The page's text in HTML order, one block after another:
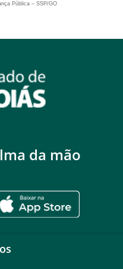
Pública – SSP/GO
da mão